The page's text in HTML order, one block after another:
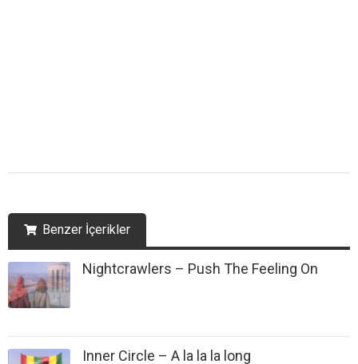
Benzer İçerikler
Nightcrawlers – Push The Feeling On
Inner Circle – A la la la long